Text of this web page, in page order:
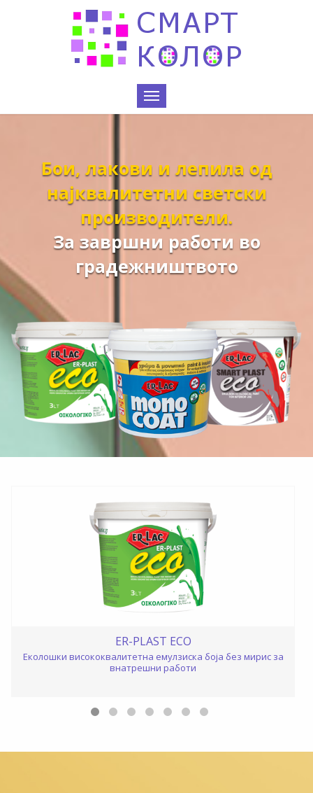
Бои, лакови и лепила од
најквалитетни светски
производители.
За завршни работи во
градежништвото
емулзиска боја без мирис за
Без мирис, еколошка, со